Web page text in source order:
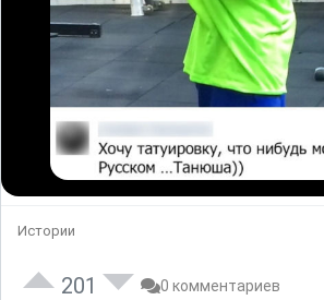
Истории
201 0 комментариев